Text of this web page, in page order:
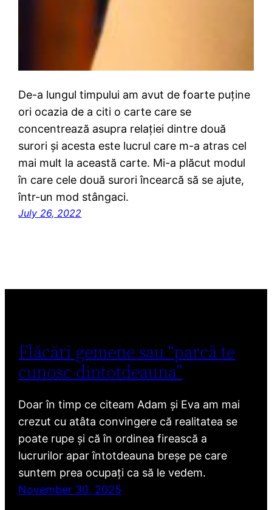
De-a lungul timpului am avut de foarte puține
ori ocazia de a citi o carte care se
concentrează asupra relației dintre două
surori și acesta este lucrul care m-a atras cel
mai mult la această carte. Mi-a plăcut modul
în care cele două surori încearcă să se ajute,
într-un mod stângaci.
July 26, 2022
Flăcări gemene sau “parcă te
cunosc dintotdeauna”
Doar în timp ce citeam Adam și Eva am mai
crezut cu atâta convingere că realitatea se
poate rupe și că în ordinea firească a
lucrurilor apar întotdeauna breșe pe care
suntem prea ocupați ca să le vedem.
November 30, 2025